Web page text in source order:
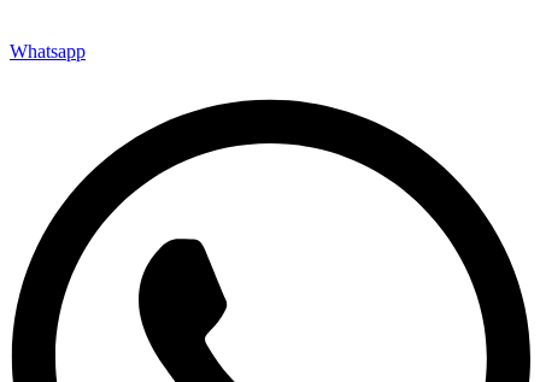
Whatsapp